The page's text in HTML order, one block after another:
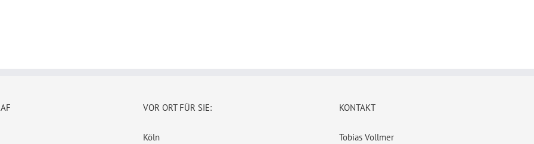
VOR ORT FÜR SIE:
Köln
KONTAKT
Tobias Vollmer